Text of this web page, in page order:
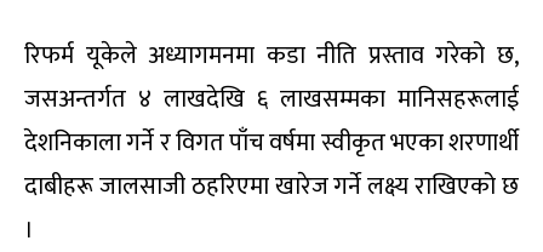
रिफर्म यूकेले अध्यागमनमा कडा नीति प्रस्ताव गरेको छ,
जसअन्तर्गत ४ लाखदेखि ६ लाखसम्मका मानिसहरूलाई
देशनिकाला गर्ने र विगत पाँच वर्षमा स्वीकृत भएका शरणार्थी
दाबीहरू जालसाजी ठहरिएमा खारेज गर्ने लक्ष्य राखिएको छ
।